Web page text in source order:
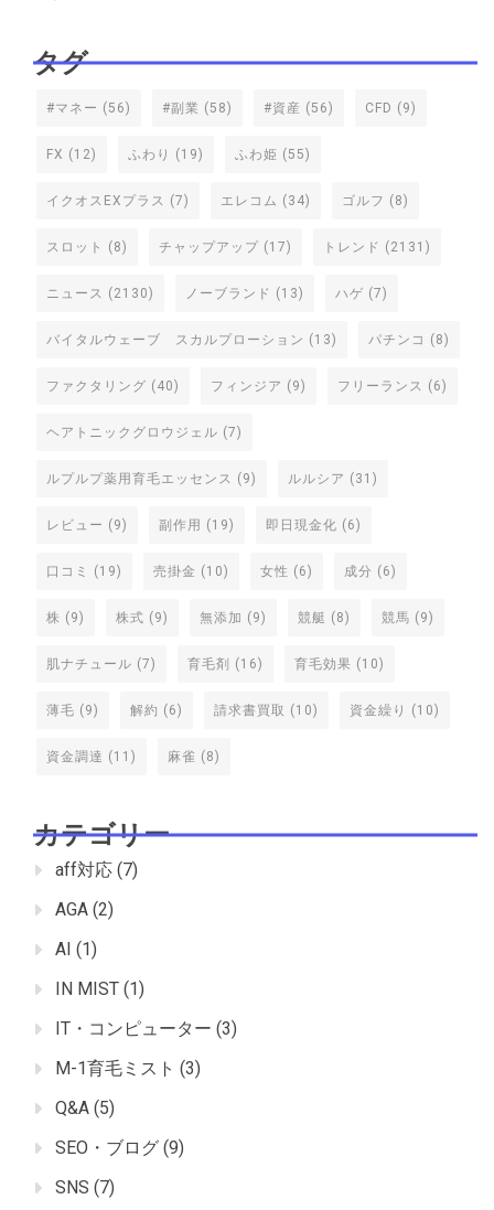
タグ
#マネー (56) #副業 (58) #資産 (56) CFD (9)
FX (12) ふわり (19) ふわ姫 (55)
イクオスEXプラス (7) エレコム (34) ゴルフ (8)
スロット (8) チャップアップ (17) トレンド (2131)
ニュース (2130) ノーブランド (13) ハゲ (7)
バイタルウェーブ スカルプローション (13) パチンコ (8)
ファクタリング (40) フィンジア (9) フリーランス (6)
ヘアトニックグロウジェル (7)
ルプルプ薬用育毛エッセンス (9) ルルシア (31)
レビュー (9) 副作用 (19) 即日現金化 (6)
口コミ (19) 売掛金 (10) 女性 (6) 成分 (6)
株 (9) 株式 (9) 無添加 (9) 競艇 (8) 競馬 (9)
肌ナチュール (7) 育毛剤 (16) 育毛効果 (10)
薄毛 (9) 解約 (6) 請求書買取 (10) 資金繰り (10)
資金調達 (11) 麻雀 (8)
カテゴリー
aff対応 (7)
AGA (2)
AI (1)
IN MIST (1)
IT・コンピューター (3)
M-1育毛ミスト (3)
Q&A (5)
SEO・ブログ (9)
SNS (7)